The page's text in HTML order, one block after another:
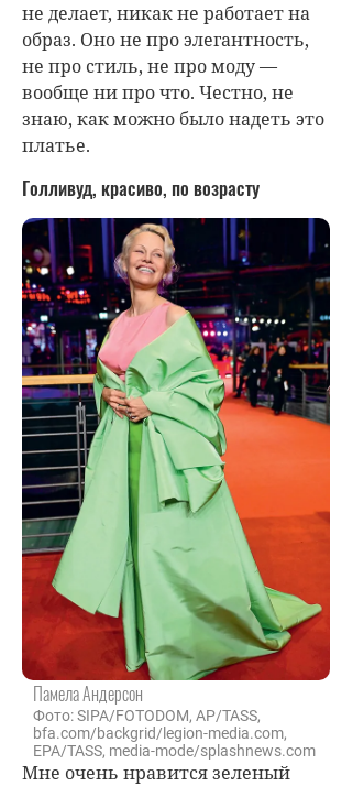
не делает, никак не работает на
образ. Оно не про элегантность,
не про стиль, не про моду —
вообще ни про что. Честно, не
знаю, как можно было надеть это
платье.
Голливуд, красиво, по возрасту
Памела Андерсон
Фото: SIPA/FOTODOM, AP/TASS,
bfa.com/backgrid/legion-media.com,
EPA/TASS, media-mode/splashnews.com
Мне очень нравится зеленый